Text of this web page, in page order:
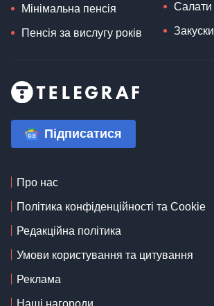
Мінімальна пенсія
Пенсія за вислугу років
Салати
Закуски
Підписатися
Про нас
Політика конфіденційності та Cookie
Редакційна політика
Умови користування та цитування
Реклама
Наші нагороди